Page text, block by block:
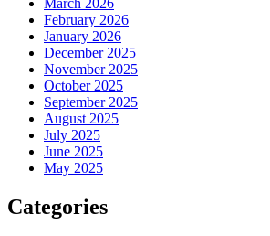
February 2026
January 2026
December 2025
November 2025
October 2025
September 2025
August 2025
July 2025
June 2025
May 2025
Categories